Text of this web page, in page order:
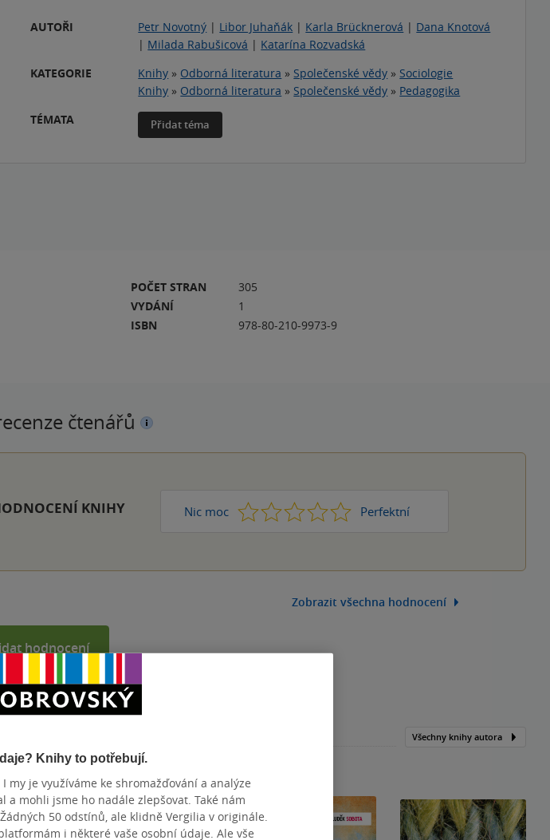
AUTOŘI Petr Novotný | Libor Juhaňák | Karla Brücknerová | Dana Knotová
| Milada Rabušicová | Katarína Rozvadská
KATEGORIE
Knihy » Odborná literatura » Společenské vědy » Sociologie
Knihy » Odborná literatura » Společenské vědy » Pedagogika
TÉMATA
Přidat téma
POČET STRAN
305
VYDÁNÍ
1
ISBN
978-80-210-9973-9
čtenářů
KNIHY Nic moc 1 2 3 4 Perfektní
5
Zobrazit všechna hodnocení
hodnocení
Všechny knihy autora
Knihy to potřebují.
my je využíváme ke shromažďování a analýze
mohli jsme ho nadále zlepšovat. Také nám
50 odstínů, ale klidně Vergilia v originále.
i některé vaše osobní údaje. Ale vše